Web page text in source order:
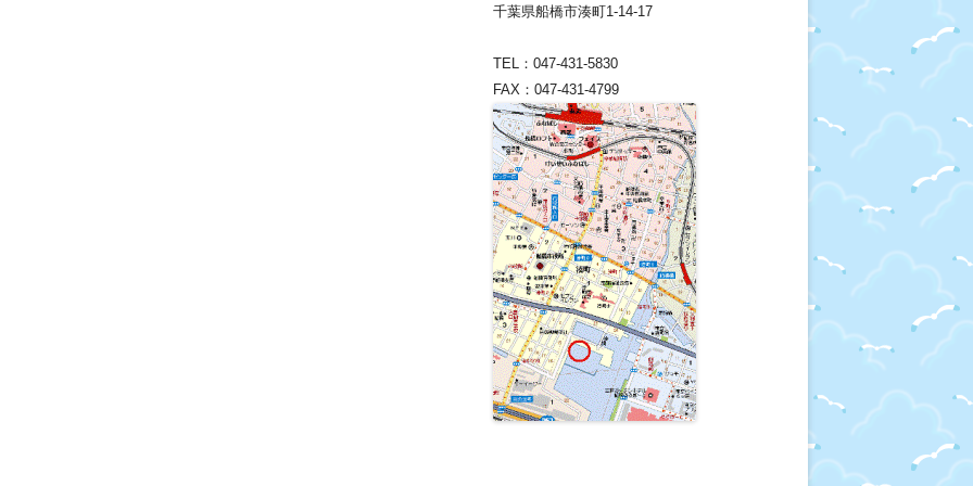
千葉県船橋市湊町1-14-17
TEL：047-431-5830
FAX：047-431-4799